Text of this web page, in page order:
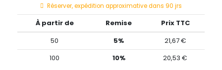
Réserver, expédition approximative dans 90 jrs
À partir de Remise
Prix TTC
50
5%
21,67 €
100
10% 20,53 €